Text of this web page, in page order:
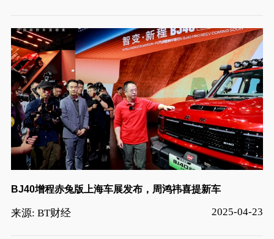
BJ40增程赤兔版上海车展发布，周鸿祎喜提新车
来源: BT财经 2025-04-23